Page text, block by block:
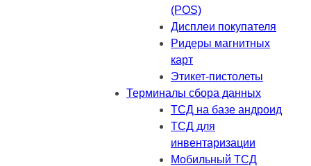
(POS)
Дисплеи покупателя
Ридеры магнитных
карт
Этикет-пистолеты
Терминалы сбора данных
ТСД на базе андроид
ТСД для
инвентаризации
Мобильный ТСД